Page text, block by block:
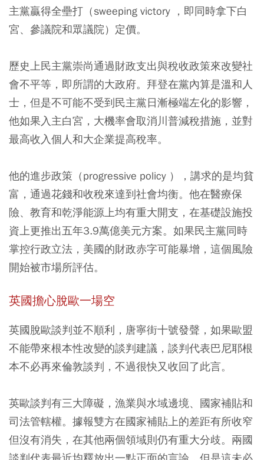
主黨贏得全壘打（sweeping victory ，即同時拿下白
宮、參議院和眾議院）定價。
歷史上民主黨崇尚通過財政支出與稅收政策來改變社
會不平等，即所謂的大政府。拜登在黨內算是溫和人
士，但是不可能不受到民主黨日漸極端左化的影響，
他如果入主白宮，大機率會取消川普減稅措施，並對
最高收入個人和大企業提高稅率。
他的進步政策（progressive policy ），講求的是均貧
富，通過花錢和收稅來達到社會均衡。他在醫療保
險、教育和乾淨能源上均有重大開支，在基礎設施投
資上更推出五年3.9萬億美元方案。如果民主黨同時
掌控行政立法，美國的財政赤字可能暴增，這個風險
開始被市場所評估。
英國擔心脫歐一場空
英國脫歐談判並不順利，唐寧街十號發聲，如果歐盟
不能帶來根本性改變的談判建議，談判代表巴尼耶根
本不必再來倫敦談判，不過很快又收回了此言。
英歐談判有三大障礙，漁業與水域邊境、國家補貼和
司法管轄權。據報雙方在國家補貼上的差距有所收窄
但沒有消失，在其他兩個領域則仍有重大分歧。兩國